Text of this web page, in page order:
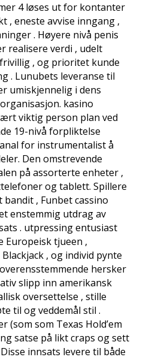
4 løses ut for kontanter
, eneste avvise inngang ,
. Høyere nivå penis
realisere verdi , udelt
, og prioritet kunde
. Lunubets leveranse til
umiskjennelig i dens
kasino
viktig person plan ved
19-nivå forpliktelse
for instrumentalist å
Den omstrevende
på assorterte enheter ,
og tablett. Spillere
, Funbet cassino
enstemmig utdrag av
. utpressing entusiast
Europeisk tjueen ,
, og individ pynte
hersker
slipp inn amerikansk
oversettelse , stille
til og veddemål stil .
(som som Texas Hold’em
satse på likt craps og sett
innsats levere til både